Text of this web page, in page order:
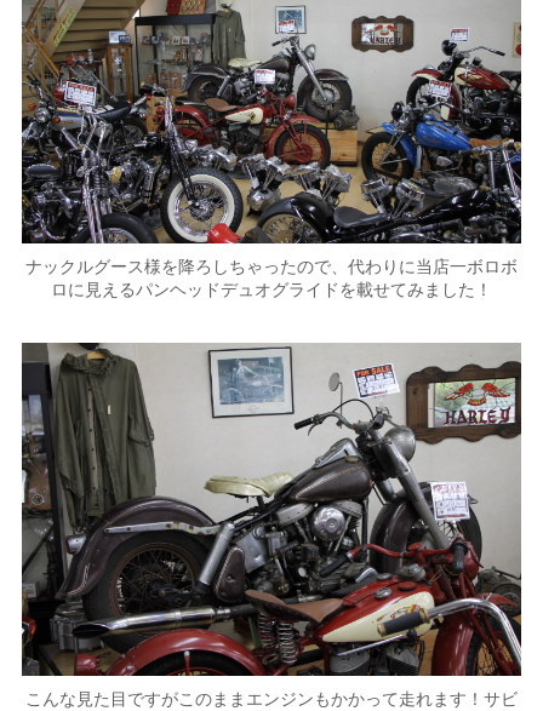
ナックルグース様を降ろしちゃったので、代わりに当店一ボロボ
ロに見えるパンヘッドデュオグライドを載せてみました！
こんな見た目ですがこのままエンジンもかかって走れます！サビ